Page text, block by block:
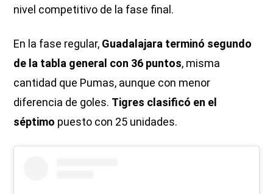
nivel competitivo de la fase final.
En la fase regular, Guadalajara terminó segundo
de la tabla general con 36 puntos, misma
cantidad que Pumas, aunque con menor
diferencia de goles. Tigres clasificó en el
séptimo puesto con 25 unidades.